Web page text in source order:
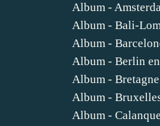
Album -
Album - Bali-
Album -
Album - Berlin
Album -
Album -
Album -